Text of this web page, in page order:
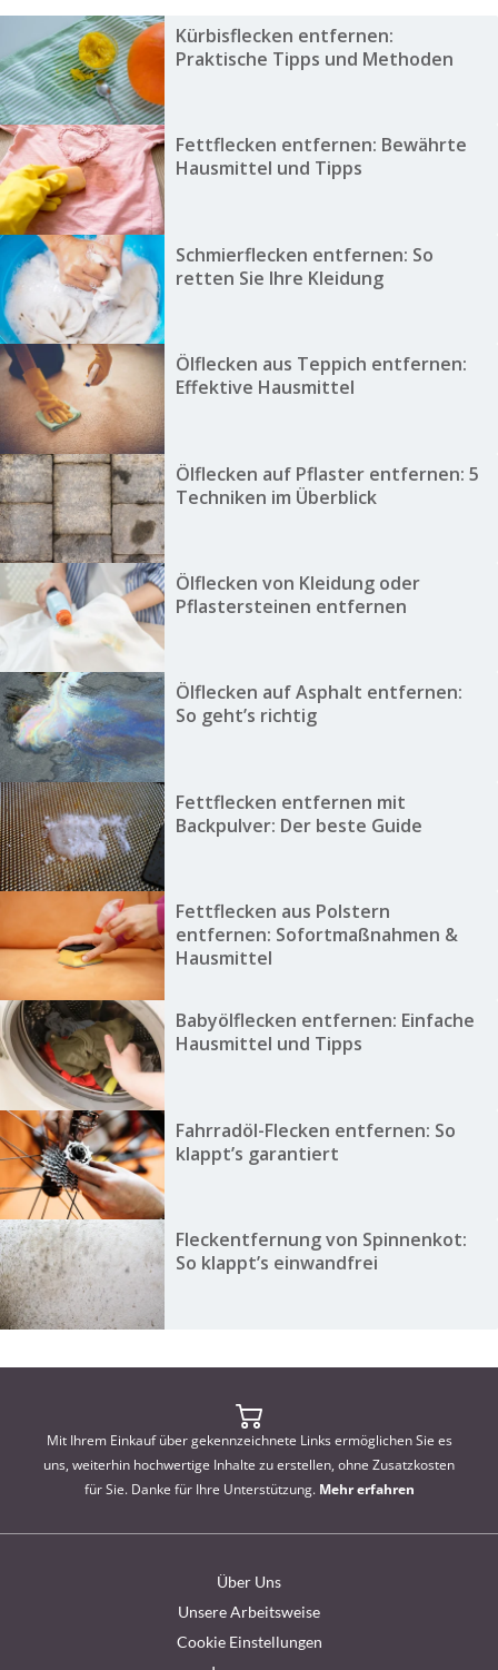
Kürbisflecken entfernen:
Praktische Tipps und Methoden
Fettflecken entfernen: Bewährte
Hausmittel und Tipps
Schmierflecken entfernen: So
retten Sie Ihre Kleidung
Ölflecken aus Teppich entfernen:
Effektive Hausmittel
Ölflecken auf Pflaster entfernen: 5
Techniken im Überblick
Ölflecken von Kleidung oder
Pflastersteinen entfernen
Ölflecken auf Asphalt entfernen:
So geht’s richtig
Fettflecken entfernen mit
Backpulver: Der beste Guide
Fettflecken aus Polstern
entfernen: Sofortmaßnahmen &
Hausmittel
Babyölflecken entfernen: Einfache
Hausmittel und Tipps
Fahrradöl-Flecken entfernen: So
klappt’s garantiert
Fleckentfernung von Spinnenkot:
So klappt’s einwandfrei
Mit Ihrem Einkauf über gekennzeichnete Links ermöglichen Sie es
uns, weiterhin hochwertige Inhalte zu erstellen, ohne Zusatzkosten
für Sie. Danke für Ihre Unterstützung. Mehr erfahren
Über Uns
Unsere Arbeitsweise
Cookie Einstellungen